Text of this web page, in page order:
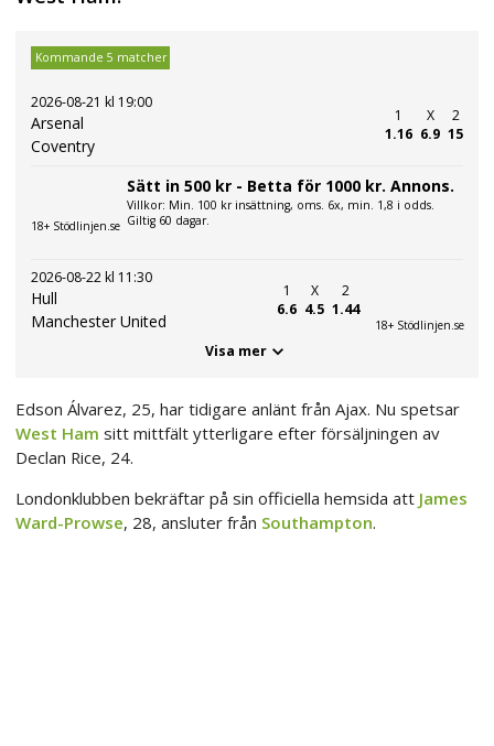
Kommande 5 matcher
2026-08-21 kl 19:00
Arsenal
Coventry
1
1.16
X
6.9
2
15
18+ Stödlinjen.se
Sätt in 500 kr - Betta för 1000 kr. Annons.
Villkor: Min. 100 kr insättning, oms. 6x, min. 1,8 i odds.
Giltig 60 dagar.
2026-08-22 kl 11:30
Hull
Manchester United
1
6.6
X
4.5
2
1.44
18+ Stödlinjen.se
Visa mer
Edson Álvarez, 25, har tidigare anlänt från Ajax. Nu spetsar
West Ham sitt mittfält ytterligare efter försäljningen av
Declan Rice, 24.
Londonklubben bekräftar på sin officiella hemsida att James
Ward-Prowse, 28, ansluter från Southampton.